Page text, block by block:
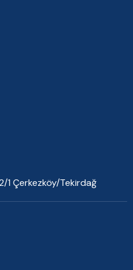
1 Çerkezköy/Tekirdağ